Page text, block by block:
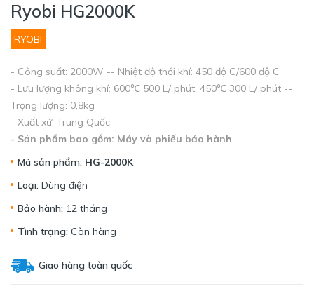
Ryobi HG2000K
RYOBI
- Công suất: 2000W -- Nhiệt độ thổi khí: 450 độ C/600 độ C
- Lưu lượng không khí: 600℃ 500 L/ phút, 450℃ 300 L/ phút --
Trọng lượng: 0,8kg
- Xuất xứ: Trung Quốc
- Sản phẩm bao gồm: Máy và phiếu bảo hành
Mã sản phẩm: HG-2000K
Loại: Dùng điện
Bảo hành: 12 tháng
Tình trạng: Còn hàng
Giao hàng toàn quốc